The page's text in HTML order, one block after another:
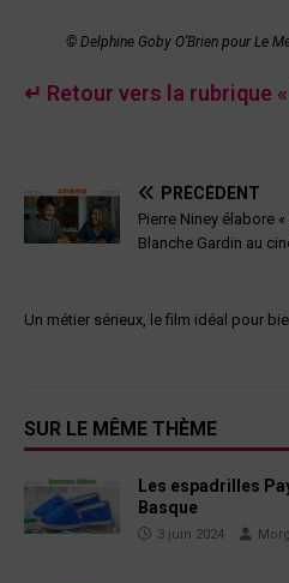
© Delphine Goby O’Brien pour Le
↵ Retour vers la rubrique
PRÉCÉDENT
Pierre Niney élabore
Blanche Gardin au
Un métier sérieux, le film idéal pour
SUR LE MÊME THÈME
Les espadrilles
Basque
3 juin 2024